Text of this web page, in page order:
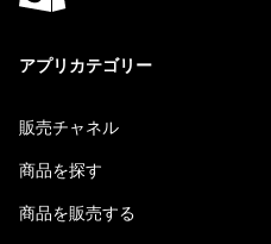
アプリカテゴリー
販売チャネル
商品を探す
商品を販売する